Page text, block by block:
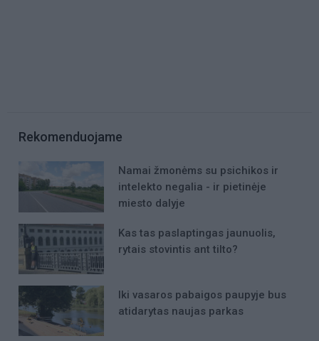
Rekomenduojame
Namai žmonėms su psichikos ir
intelekto negalia - ir pietinėje
miesto dalyje
Kas tas paslaptingas jaunuolis,
rytais stovintis ant tilto?
Iki vasaros pabaigos paupyje bus
atidarytas naujas parkas